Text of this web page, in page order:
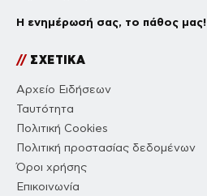
Η ενημέρωσή σας, το πάθος μας!
//ΣΧΕΤΙΚΑ
Αρχείο Ειδήσεων
Ταυτότητα
Πολιτική Cookies
Πολιτική προστασίας δεδομένων
Όροι χρήσης
Επικοινωνία